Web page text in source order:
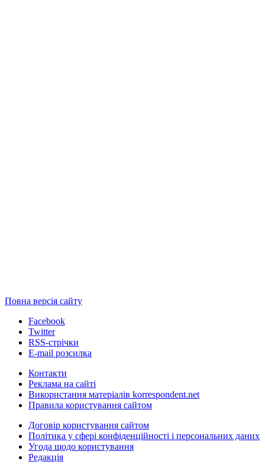
Повна версія сайту
Facebook
Twitter
RSS-стрічки
E-mail розсилка
Контакти
Реклама на сайті
Використання матеріалів korrespondent.net
Правила користування сайтом
Договір користування сайтом
Політика у сфері конфіденційності і персональних даних
Угода щодо користування
Редакція